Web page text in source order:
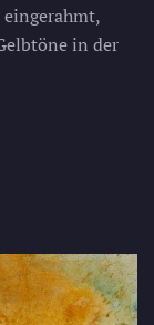
in der